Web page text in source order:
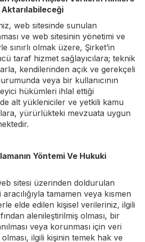
web sitesinde sunulan
ve web sitesinin yönetimi ve
sınırlı olmak üzere, Şirket’in
taraf hizmet sağlayıcılara; teknik
kendilerinden açık ve gerekçeli
veya bir kullanıcının
hükümleri ihlal ettiği
alt yükleniciler ve yetkili kamu
yürürlükteki mevzuata uygun
Yöntemi Ve Hukuki
sitesi üzerinden doldurulan
tamamen veya kısmen
elde edilen kişisel verileriniz, ilgili
alenileştirilmiş olması, bir
veya korunması için veri
ilgili kişinin temek hak ve